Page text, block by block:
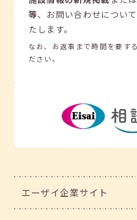
等、 お問い合わせについ
たします。
なお、お返事まで時間を要す
ださい。
エーザイ企業サイト